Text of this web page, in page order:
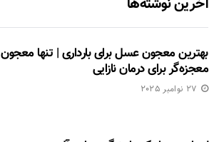
بهترین معجون عسل برای بارداری | تنها معجون
معجزه‌گر برای درمان نازایی
27 نوامبر 2025